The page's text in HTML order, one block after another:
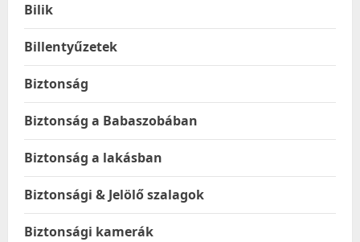
Bilik
Billentyűzetek
Biztonság
Biztonság a Babaszobában
Biztonság a lakásban
Biztonsági & Jelölő szalagok
Biztonsági kamerák